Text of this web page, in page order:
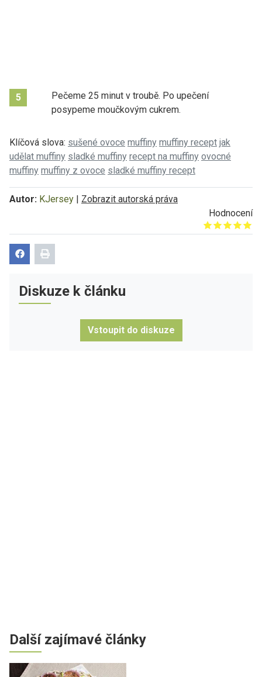
5
Pečeme 25 minut v troubě. Po upečení
posypeme moučkovým cukrem.
Klíčová slova: sušené ovoce muffiny muffiny recept jak
udělat muffiny sladké muffiny recept na muffiny ovocné
muffiny muffiny z ovoce sladké muffiny recept
Autor: KJersey | Zobrazit autorská práva
Hodnocení
Give it 1/5
Give it 2/5
Give it 3/5
Give it 4/5
Give it 5/5
Diskuze k článku
Vstoupit do diskuze
Další zajímavé články